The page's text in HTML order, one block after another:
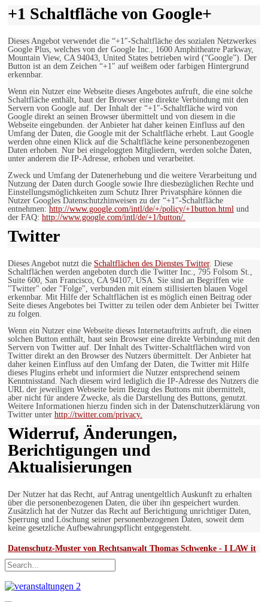
+1 Schaltfläche von Google+
Dieses Angebot verwendet die “+1″-Schaltfläche des sozialen Netzwerkes
Google Plus, welches von der Google Inc., 1600 Amphitheatre Parkway,
Mountain View, CA 94043, United States betrieben wird (“Google”). Der
Button ist an dem Zeichen “+1″ auf weißem oder farbigen Hintergrund
erkennbar.
Wenn ein Nutzer eine Webseite dieses Angebotes aufruft, die eine solche
Schaltfläche enthält, baut der Browser eine direkte Verbindung mit den
Servern von Google auf. Der Inhalt der “+1″-Schaltfläche wird von
Google direkt an seinen Browser übermittelt und von diesem in die
Webseite eingebunden. der Anbieter hat daher keinen Einfluss auf den
Umfang der Daten, die Google mit der Schaltfläche erhebt. Laut Google
werden ohne einen Klick auf die Schaltfläche keine personenbezogenen
Daten erhoben. Nur bei eingeloggten Mitgliedern, werden solche Daten,
unter anderem die IP-Adresse, erhoben und verarbeitet.
Zweck und Umfang der Datenerhebung und die weitere Verarbeitung und
Nutzung der Daten durch Google sowie Ihre diesbezüglichen Rechte und
Einstellungsmöglichkeiten zum Schutz Ihrer Privatsphäre können die
Nutzer Googles Datenschutzhinweisen zu der “+1″-Schaltfläche
entnehmen: http://www.google.com/intl/de/+/policy/+1button.html und
der FAQ: http://www.google.com/intl/de/+1/button/.
Twitter
Dieses Angebot nutzt die Schaltflächen des Dienstes Twitter. Diese
Schaltflächen werden angeboten durch die Twitter Inc., 795 Folsom St.,
Suite 600, San Francisco, CA 94107, USA. Sie sind an Begriffen wie
"Twitter" oder "Folge", verbunden mit einem stillisierten blauen Vogel
erkennbar. Mit Hilfe der Schaltflächen ist es möglich einen Beitrag oder
Seite dieses Angebotes bei Twitter zu teilen oder dem Anbieter bei Twitter
zu folgen.
Wenn ein Nutzer eine Webseite dieses Internetauftritts aufruft, die einen
solchen Button enthält, baut sein Browser eine direkte Verbindung mit den
Servern von Twitter auf. Der Inhalt des Twitter-Schaltflächen wird von
Twitter direkt an den Browser des Nutzers übermittelt. Der Anbieter hat
daher keinen Einfluss auf den Umfang der Daten, die Twitter mit Hilfe
dieses Plugins erhebt und informiert die Nutzer entsprechend seinem
Kenntnisstand. Nach diesem wird lediglich die IP-Adresse des Nutzers die
URL der jeweiligen Webseite beim Bezug des Buttons mit übermittelt,
aber nicht für andere Zwecke, als die Darstellung des Buttons, genutzt.
Weitere Informationen hierzu finden sich in der Datenschutzerklärung von
Twitter unter http://twitter.com/privacy.
Widerruf, Änderungen,
Berichtigungen und
Aktualisierungen
Der Nutzer hat das Recht, auf Antrag unentgeltlich Auskunft zu erhalten
über die personenbezogenen Daten, die über ihn gespeichert wurden.
Zusätzlich hat der Nutzer das Recht auf Berichtigung unrichtiger Daten,
Sperrung und Löschung seiner personenbezogenen Daten, soweit dem
keine gesetzliche Aufbewahrungspflicht entgegensteht.
Datenschutz-Muster von Rechtsanwalt Thomas Schwenke - I LAW it